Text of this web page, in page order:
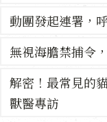
動團發起連署，
無視海膽禁捕令
解密！最常見的
獸醫專訪